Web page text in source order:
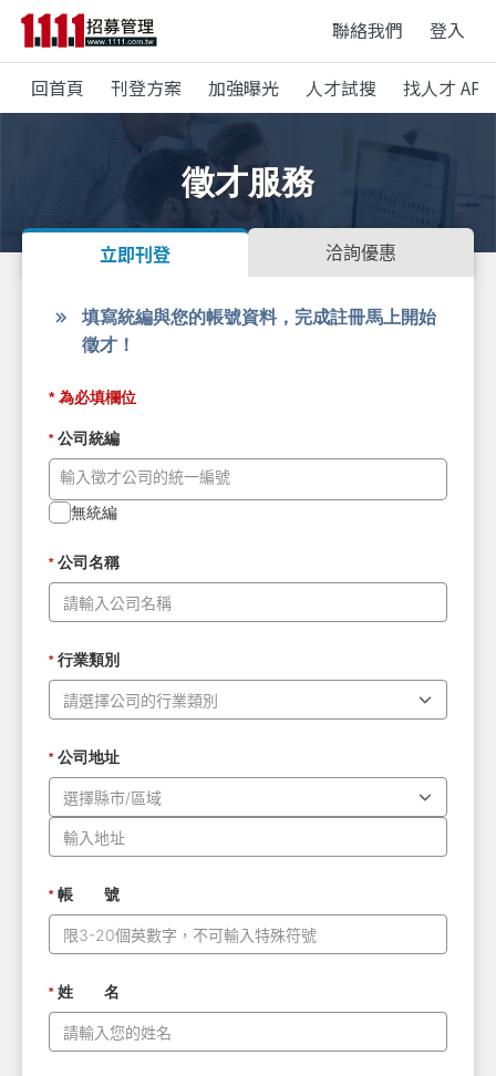
聯絡我們 登入
回首頁 刊登方案 加強曝光 人才試搜 找人才 APP
徵才服務
立即刊登 洽詢優惠
填寫統編與您的帳號資料，完成註冊馬上開始
徵才！
* 為必填欄位
* 公司統編
無統編
* 公司名稱
* 行業類別
* 公司地址
* 帳 號
* 姓 名